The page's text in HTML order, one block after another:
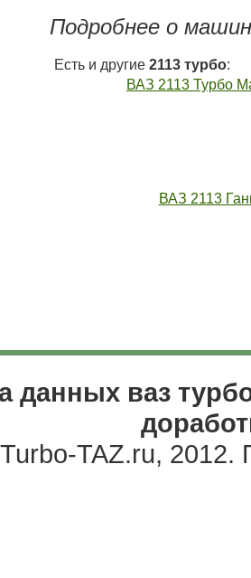
Подробнее о
Есть и другие 2113 турбо:
ВАЗ 2113 Турбо
ВАЗ 2113
данных ваз
TAZ.ru, 2012.